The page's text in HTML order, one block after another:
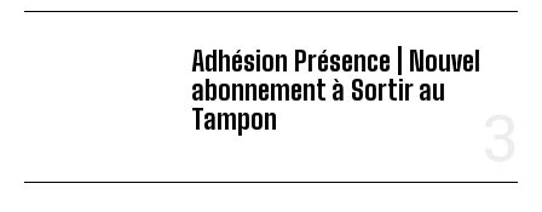
Adhésion Présence | Nouvel
abonnement à Sortir au
Tampon